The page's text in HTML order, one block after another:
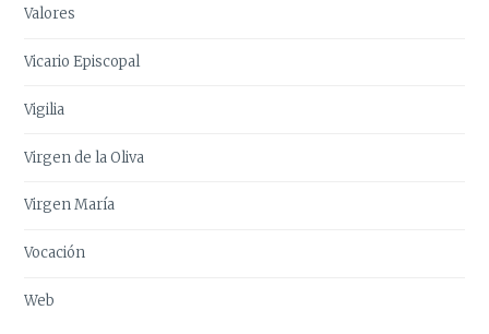
Valores
Vicario Episcopal
Vigilia
Virgen de la Oliva
Virgen María
Vocación
Web